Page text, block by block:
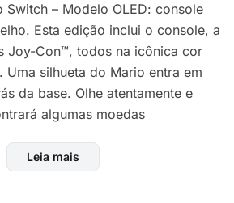
Switch – Modelo OLED: console
Esta edição inclui o console, a
Joy-Con™, todos na icônica cor
Uma silhueta do Mario entra em
da base. Olhe atentamente e
algumas moedas
cores vibrantes Jogue na sua TV
Leia mais